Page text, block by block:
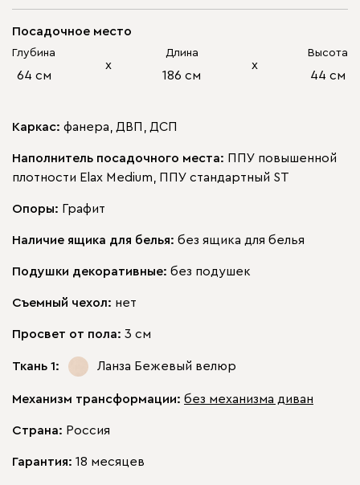
Посадочное место
Глубина
64 см
х
Длина
186 см
х
Высота
44 см
Каркас: фанера, ДВП, ДСП
Наполнитель посадочного места: ППУ повышенной
плотности Elax Medium, ППУ стандартный ST
Опоры: Графит
Наличие ящика для белья: без ящика для белья
Подушки декоративные: без подушек
Съемный чехол: нет
Просвет от пола: 3 см
Ткань 1: Ланза Бежевый велюр
Механизм трансформации: без механизма диван
Страна: Россия
Гарантия: 18 месяцев